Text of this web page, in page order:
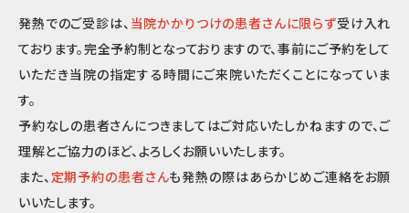
発熱でのご受診は、 当院かかりつけの患者さんに限らず受け入れ
ております。完全予約制となっておりますので、事前にご予約をして
いただき当院の指定する時間にご来院いただくことになっていま
す。
予約なしの患者さんにつきましてはご対応いたしかねますので、ご
理解とご協力のほど、よろしくお願いいたします。
また、 定期予約の患者さんも発熱の際はあらかじめご連絡をお願
いいたします。